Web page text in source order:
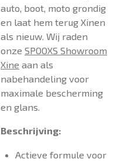
auto, boot, moto grondig
en laat hem terug Xinen
als nieuw. Wij raden
onze SPOOXS Showroom
Xine aan als
nabehandeling voor
maximale bescherming
en glans.
Beschrijving:
Actieve formule voor